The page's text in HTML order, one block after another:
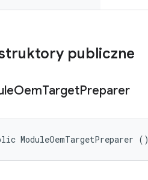
publiczne
OemTargetPreparer
ModuleOemTargetPreparer ()